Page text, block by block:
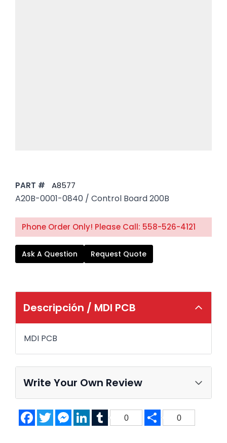
PART # A8577
A20B-0001-0840 / Control Board 200B
Phone Order Only! Please Call: 558-526-4121
Ask A Question Request Quote
Descripción / MDI PCB
MDI PCB
Write Your Own Review
FacebookTwitterMessenger
LinkedInTumblr
0 Share
0